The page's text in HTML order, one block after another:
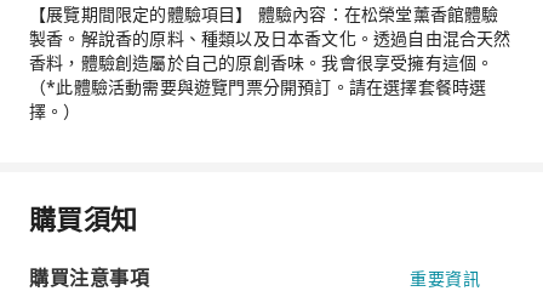
【展覽期間限定的體驗項目】 體驗內容：在松榮堂薰香館體驗
製香。解說香的原料、種類以及日本香文化。透過自由混合天然
香料，體驗創造屬於自己的原創香味。我會很享受擁有這個。
（*此體驗活動需要與遊覽門票分開預訂。請在選擇套餐時選
擇。）
購買須知
購買注意事項 重要資訊